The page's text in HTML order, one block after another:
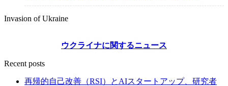
Invasion of Ukraine
ウクライナに関するニュース
Recent posts
再帰的自己改善（RSI）とAIスタートアップ、研究者